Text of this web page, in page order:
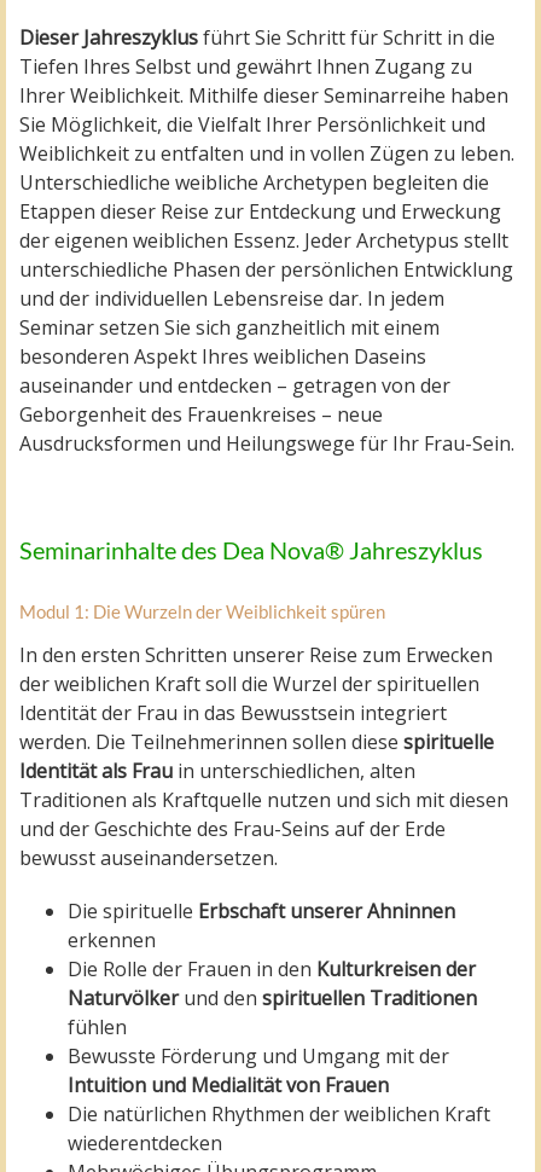
Dieser Jahreszyklusführt Sie Schritt für Schritt in die
Tiefen Ihres Selbst und gewährt Ihnen Zugang zu
Ihrer Weiblichkeit. Mithilfe dieser Seminarreihe haben
Sie Möglichkeit, die Vielfalt Ihrer Persönlichkeit und
Weiblichkeit zu entfalten und in vollen Zügen zu leben.
Unterschiedliche weibliche Archetypen begleiten die
Etappen dieser Reise zur Entdeckung und Erweckung
der eigenen weiblichen Essenz. Jeder Archetypus stellt
unterschiedliche Phasen der persönlichen Entwicklung
und der individuellen Lebensreise dar. In jedem
Seminar setzen Sie sich ganzheitlich mit einem
besonderen Aspekt Ihres weiblichen Daseins
auseinander und entdecken – getragen von der
Geborgenheit des Frauenkreises – neue
Ausdrucksformen und Heilungswege für Ihr Frau-Sein.
Seminarinhalte des Dea Nova® Jahreszyklus
Modul 1: Die Wurzeln der Weiblichkeit spüren
In den ersten Schritten unserer Reise zum Erwecken
der weiblichen Kraft soll die Wurzel der spirituellen
Identität der Frau in das Bewusstsein integriert
werden. Die Teilnehmerinnen sollen diese spirituelle
Identität als Frau in unterschiedlichen, alten
Traditionen als Kraftquelle nutzen und sich mit diesen
und der Geschichte des Frau-Seins auf der Erde
bewusst auseinandersetzen.
Die spirituelle Erbschaft unserer Ahninnen
erkennen
Die Rolle der Frauen in den Kulturkreisen der
Naturvölkerund den spirituellen Traditionen
fühlen
Bewusste Förderung und Umgang mit der
Intuition und Medialität von Frauen
Die natürlichen Rhythmen der weiblichen Kraft
wiederentdecken